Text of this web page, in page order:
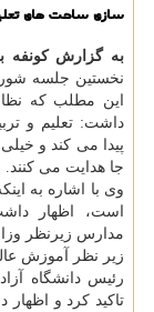
سازی ساحت های
به گزارش کونفه
نخستین جلسه
این مطلب که
پیدا می کند و
جا هدایت می کنند.
وی با اشاره به
است، اظهار
مدارس زیرنظر
زیر نظر آموزش
رئیس دانشگاه
تاکید کرد و